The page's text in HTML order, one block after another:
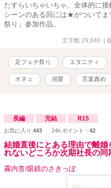
たすらいちゃいちゃ。全体的に
シーンのある回には★がついて
祭り」参加作品。
文字数 29,840 |
足フェチ祭り エタニティ
オネェ 溺愛 言葉責め
長編 完結 R15
お気に入り:443 24h.ポイント： 42
結婚直後にとある理由で離婚
れないどころか次期社長の
霧内杳/眼鏡のさきっぽ